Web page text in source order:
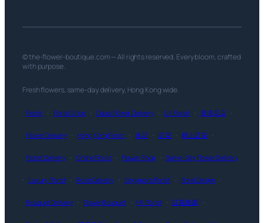
© the-flower-boutique.com — All rights reserved. Every bloom, crafted
with purpose.
Fresh flowers, same-day delivery, Hong Kong wide.
Florist · Florist Shop · Dubai Flower Delivery · UK Florist · 香港花店 ·
Flower Delivery · Hong Kong Florist · 送花 · 訂花 · 網上訂花 ·
Florist Delivery · Online Florist · Flower Shop · Same-Day Flower Delivery
· Luxury Florist · Rose Delivery · Singapore Florist · Floral Design ·
Bouquet Delivery · Flower Bouquet · HK Florist · 訂花推薦 ·